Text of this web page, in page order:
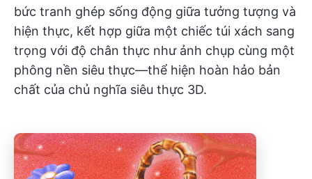
bức tranh ghép sống động giữa tưởng tượng và
hiện thực, kết hợp giữa một chiếc túi xách sang
trọng với độ chân thực như ảnh chụp cùng một
phông nền siêu thực—thể hiện hoàn hảo bản
chất của chủ nghĩa siêu thực 3D.